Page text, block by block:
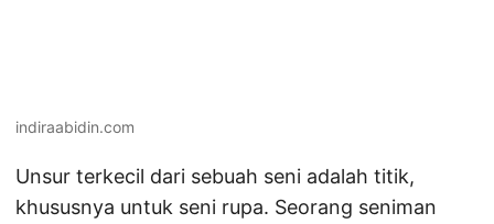
indiraabidin.com
Unsur terkecil dari sebuah seni adalah titik,
khususnya untuk seni rupa. Seorang seniman